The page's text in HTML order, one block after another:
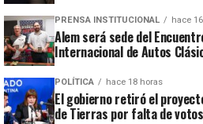
PRENSA INSTITUCIONAL hace
Alem será sede del
Internacional de Autos
POLÍTICA hace 18 horas
El gobierno retiró el
de Tierras por falta de votos